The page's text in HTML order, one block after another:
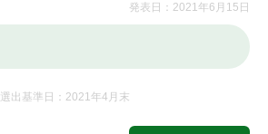
発表日：2021年6月15日
選出基準日：2021年4月末